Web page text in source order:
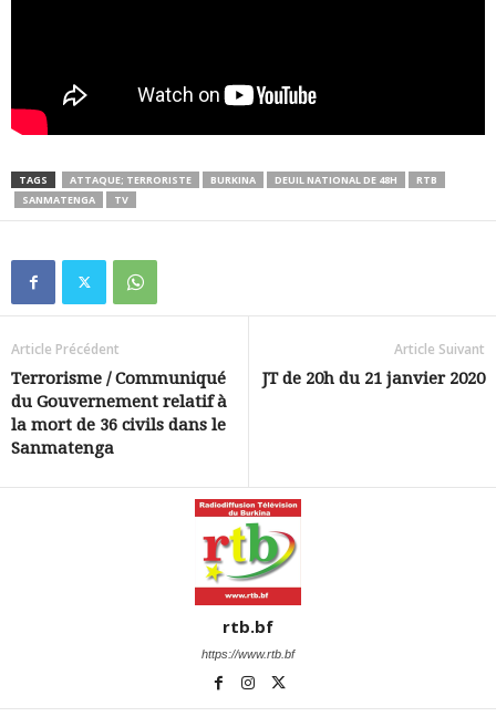
TAGS ATTAQUE; TERRORISTE BURKINA DEUIL NATIONAL DE 48H
RTB
SANMATENGA
TV
Article Précédent
Terrorisme / Communiqué
du Gouvernement relatif à
la mort de 36 civils dans le
Sanmatenga
Article Suivant
JT de 20h du 21 janvier 2020
rtb.bf
https://www.rtb.bf